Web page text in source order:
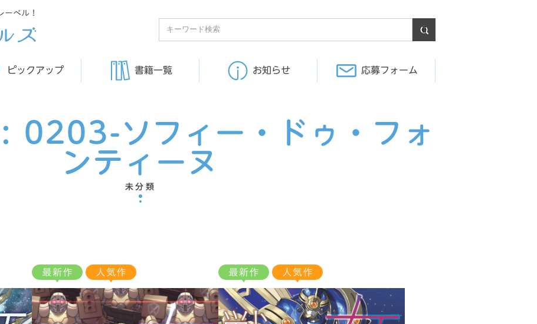
ーベル！
ピックアップ 書籍一覧 お知らせ 応募フォーム
0203-ソフィー・ドゥ・フォ
ンティーヌ
未分類